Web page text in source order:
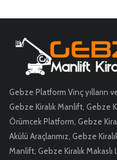
Gebze Platform Vinç yılların
Gebze Kiralık Manlift, Gebze
Örümcek Platform, Gebze
Akülü Araçlarımız, Gebze
Manlift, Gebze Kiralık